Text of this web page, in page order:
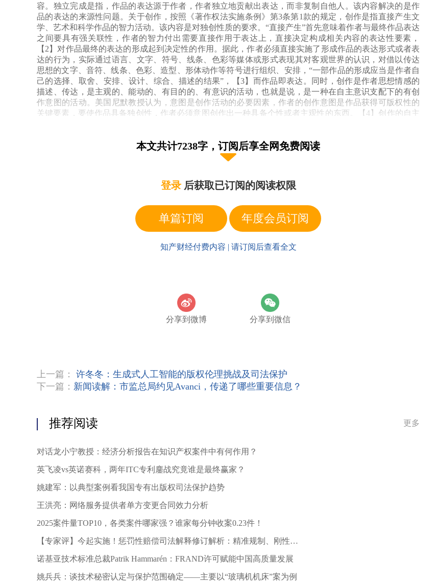
容。独立完成是指，作品的表达源于作者，作者独立地贡献出表达，而非复制自他人。该内容解决的是作
品的表达的来源性问题。关于创作，按照《著作权法实施条例》第3条第1款的规定，创作是指直接产生文
学、艺术和科学作品的智力活动。该内容是对独创性质的要求。“直接产生”首先意味着作者与最终作品表达
之间要具有强关联性，作者的智力付出需要直接作用于表达上，直接决定构成相关内容的表达性要素，
【2】对作品最终的表达的形成起到决定性的作用。据此，作者必须直接实施了形成作品的表达形式或者表
达的行为，实际通过语言、文字、符号、线条、色彩等媒体或形式表现其对客观世界的认识，对借以传达
思想的文字、音符、线条、色彩、造型、形体动作等符号进行组织、安排，“一部作品的形成应当是作者自
己的选择、取舍、安排、设计、综合、描述的结果”，【3】而作品即表达。同时，创作是作者思想情感的
描述、传达，是主观的、能动的、有目的的、有意识的活动，也就是说，是一种在自主意识支配下的有创
作意图的活动。美国尼默教授认为，意图是创作活动的必要因素，作者的创作意图是作品获得可版权性的
关键要素，要使作品具备独创性，作者必须意图创作出一种具备个性或者主观性的东西。【4】创作的自主
有“美感”，哪怕外形上与美术作品无异，但该人的行为并非创作行为，“图案”也不构成受著作权法保护的作
品。用户输入的不论是正向提示词“高度细节对称且迷人的脸、棱角匀称的脸、完美的皮肤、梦幻般的黑眼
等具体造型的选择、取舍、安排，用户对上述提示词产生的图案的具体造型也几乎没有预期，即使是为获
参数等，但用户也并不知道人工智能每次输入相应提示词、参数后会生成什么样的图片，无法控制最终呈
现的修改结果。因此，用户的行为并不符合独创性及创作的要求。
为他人创作提供意见和建议，不是创作。著作权法实施条例在规定了何为“创作”之后，又在第3条第2款
提示词与为他人创作提供意见、建议、进行指导的行为并无多大不同。
委托他人创作作品的创作认定也同样有助于厘清何为创作、何为非创作。根据《著作权法》第19条的
科泰公司制作规划设计方案，科泰够公司完成规划设计草案后，又根据安兴公司及其法定代表人吴某某的
意图、设计需求和修改意见多次对方案进行了调整和重新设计。法院认为，著作权法保护表达而不保护思
权法所保护的表达。安兴公司仅以吴某某对科泰公司提交的草图提出了修改意见而对涉案作品主张著作权
没有依据。【6】在委托剧本创作中，从剧本开始创作到最终完成，剧作者往往会根据委托人的意见对剧本
点之一。而不论是委托人的具体需求、修改意见还是最终决定创作结果是否符合质量要求，都不能认定为
对作品创作提出具体意见、建议，对作品作出最终的选择就主张对委托创作的作品享有著作权。同样的道
理，在文生图的过程中，不能由于用户最终选定哪个图片符合其“预期”就认为用户实施了创作。
相反，上述提及的正向提示词“高度细节对称且迷人的脸、棱角匀称的脸、完美的皮肤、梦幻般的黑眼
睛、红褐色的辫子……”及反向提示词“糟糕的手，缺失的手指，糟糕的比例，不协调的身体，不自然的身
体，毁损，丑陋，畸形的手，长脖子，长身体……”等都是属于思想和创意，基于上述提示词，不同的人工
获胜、哭表示失败”属于思想的范畴，只要原、被告双方的表述方式不同，即不视为著作权方面的侵权。
【7】上述提示词与“以笑表示获胜、哭表示失败”相类似，都属于思想、创意的范畴。在关于人工智能生成
用户付出了独创性劳动、所生成内容就构成作品。这是对著作权法中规定的“智力成果”的误解。基于人类的
本文共计7238字，订阅后享全网免费阅读
登录后获取已订阅的阅读权限
单篇订阅 年度会员订阅
知产财经付费内容 | 请订阅后查看全文
分享到微博 分享到微信
上一篇： 许冬冬：生成式人工智能的版权伦理挑战及司法保护
下一篇： 新闻读解：市监总局约见Avanci，传递了哪些重要信息？
推荐阅读 更多
对话龙小宁教授：经济分析报告在知识产权案件中有何作用？
英飞凌vs英诺赛科，两年ITC专利鏖战究竟谁是最终赢家？
姚建军：以典型案例看我国专有出版权司法保护趋势
王洪亮：网络服务提供者单方变更合同效力分析
2025案件量TOP10，各类案件哪家强？谁家每分钟收案0.23件！
【专家评】今起实施！惩罚性赔偿司法解释修订解析：精准规制、刚性适
用、严防滥用
诺基亚技术标准总裁Patrik Hammarén：FRAND许可赋能中国高质量发展
姚兵兵：谈技术秘密认定与保护范围确定——主要以“玻璃机机床”案为例